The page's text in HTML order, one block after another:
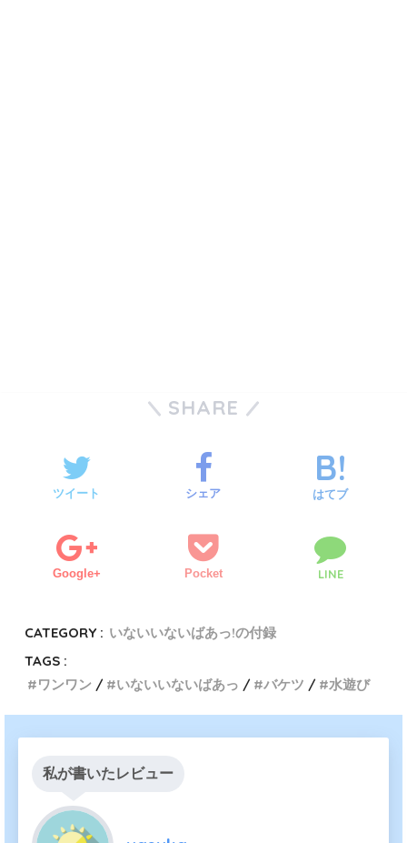
SHARE
ツイート シェア はてブ
Google+ Pocket LINE
CATEGORY : いないいないばあっ!の付録
TAGS :
ワンワン
いないいないばあっ バケツ 水遊び
私が書いたレビュー